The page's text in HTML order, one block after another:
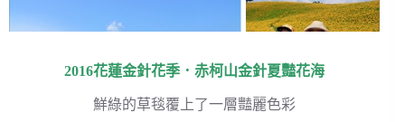
2016花蓮金針花季．赤柯山金針夏豔花海
鮮綠的草毯覆上了一層豔麗色彩